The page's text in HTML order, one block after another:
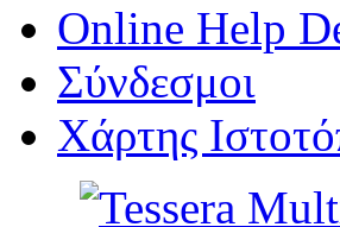
Online Help
Σύνδεσμοι
Χάρτης